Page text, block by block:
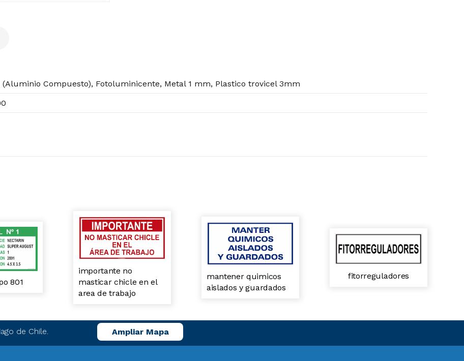
Compuesto), Fotoluminicente, Metal 1 mm, Plastico trovicel 3mm
801
importante no
masticar chicle en el
area de trabajo
mantener quimicos
aislados y guardados
fitorreguladores
de Chile. Ampliar Mapa